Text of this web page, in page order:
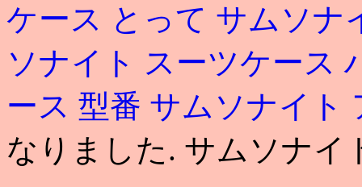
ケース とって サムソナ
ソナイト スーツケース
ース 型番 サムソナイト
なりました. サムソナイ